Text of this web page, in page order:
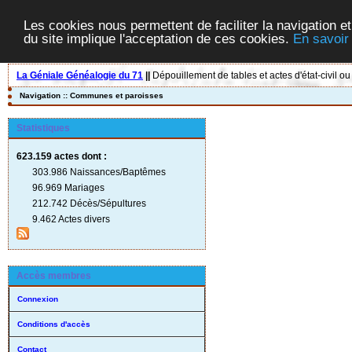
Les cookies nous permettent de faciliter la navigation
du site implique l'acceptation de ces cookies. En
La Géniale Généalogie du 71 Dépouillement de tables et actes d'état-civil
Navigation :: Communes et paroisses
Statistiques
623.159 actes dont :
303.986 Naissances/Baptêmes
96.969 Mariages
212.742 Décès/Sépultures
9.462 Actes divers
Accès membres
Connexion
Conditions d'accès
Contact